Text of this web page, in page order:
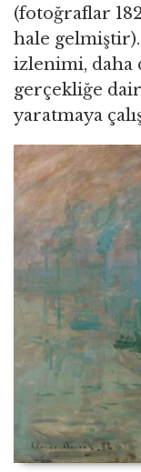
(fotoğraflar
hale
izlenimi, daha
gerçekliğe
yaratmaya